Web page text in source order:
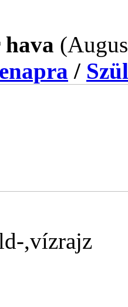
/
,vízrajz